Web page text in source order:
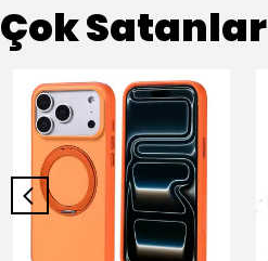
Çok Satanlar